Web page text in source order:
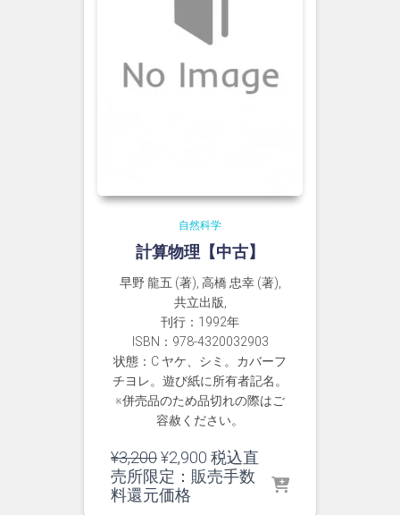
自然科学
計算物理【中古】
早野 龍五 (著), 高橋 忠幸 (著),
共立出版,
刊行：1992年
ISBN：978-4320032903
状態：C ヤケ、シミ。カバーフ
チヨレ。遊び紙に所有者記名。
※併売品のため品切れの際はご
容赦ください。
¥3,200元
の
価
¥2,900 現
在
税込直
売所限定：販売手数
料還元価格